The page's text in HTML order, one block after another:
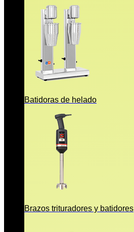
Batidoras de helado
Brazos trituradores y batidores